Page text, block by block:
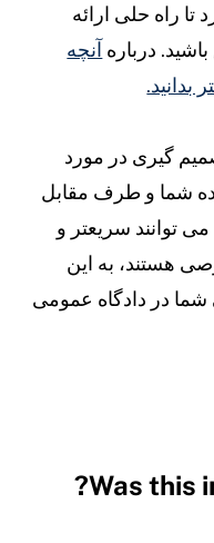
حلی ارائه
دربارهآنچه
گیری در مورد
شما و طرف مقابل
سریعتر و
به این
دادگاه عمومی
Was